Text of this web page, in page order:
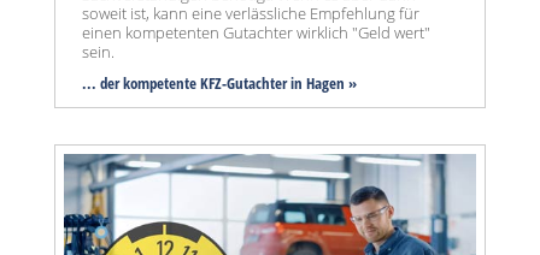
soweit ist, kann eine verlässliche Empfehlung für
einen kompetenten Gutachter wirklich "Geld wert"
sein.
... der kompetente KFZ-Gutachter in Hagen »